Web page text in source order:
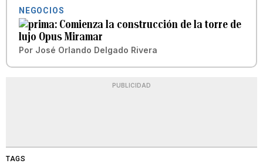
NEGOCIOS
Comienza la construcción de la torre de
lujo Opus Miramar
Por José Orlando Delgado Rivera
PUBLICIDAD
TAGS